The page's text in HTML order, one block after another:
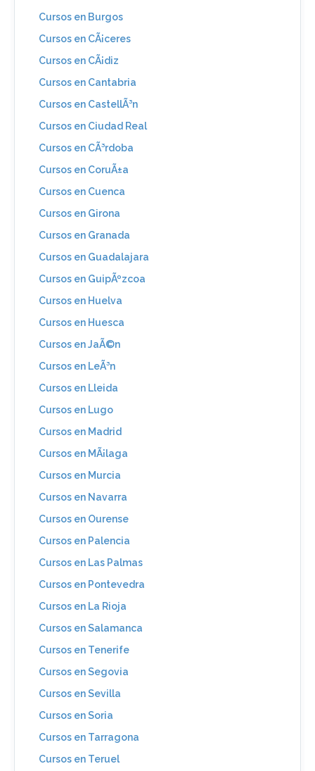
Cursos en Burgos
Cursos en CÃ¡ceres
Cursos en CÃ¡diz
Cursos en Cantabria
Cursos en CastellÃ³n
Cursos en Ciudad Real
Cursos en CÃ³rdoba
Cursos en CoruÃ±a
Cursos en Cuenca
Cursos en Girona
Cursos en Granada
Cursos en Guadalajara
Cursos en GuipÃºzcoa
Cursos en Huelva
Cursos en Huesca
Cursos en JaÃ©n
Cursos en LeÃ³n
Cursos en Lleida
Cursos en Lugo
Cursos en Madrid
Cursos en MÃ¡laga
Cursos en Murcia
Cursos en Navarra
Cursos en Ourense
Cursos en Palencia
Cursos en Las Palmas
Cursos en Pontevedra
Cursos en La Rioja
Cursos en Salamanca
Cursos en Tenerife
Cursos en Segovia
Cursos en Sevilla
Cursos en Soria
Cursos en Tarragona
Cursos en Teruel